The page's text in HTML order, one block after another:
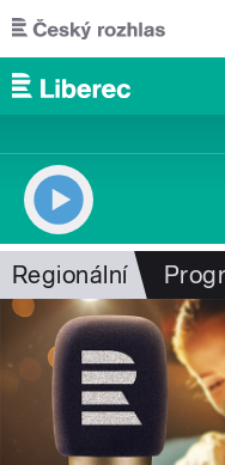
Přejít k hlavnímu obsahu
Regionální